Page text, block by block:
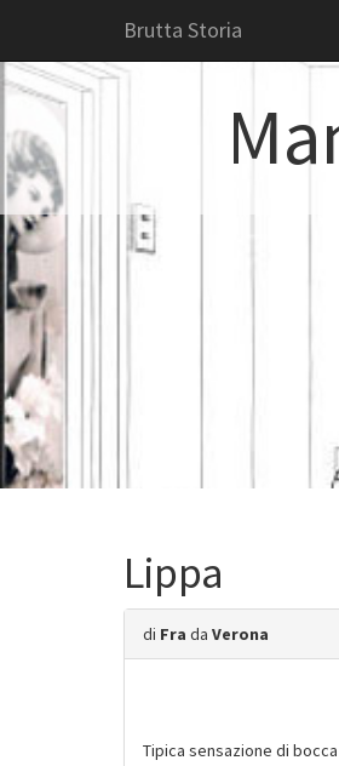
Brutta Storia
Lippa
di Fra da Verona
Tipica sensazione di